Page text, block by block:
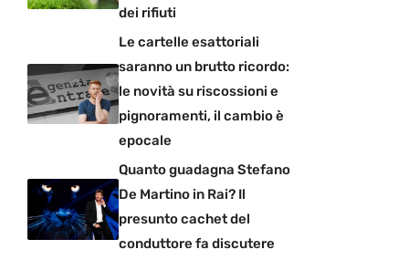
dei rifiuti
Le cartelle esattoriali
saranno un brutto ricordo:
le novità su riscossioni e
pignoramenti, il cambio è
epocale
Quanto guadagna Stefano
De Martino in Rai? Il
presunto cachet del
conduttore fa discutere